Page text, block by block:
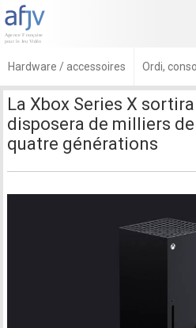
Hardware / accessoires Ordi,
La Xbox Series X
disposera de milliers
quatre générations